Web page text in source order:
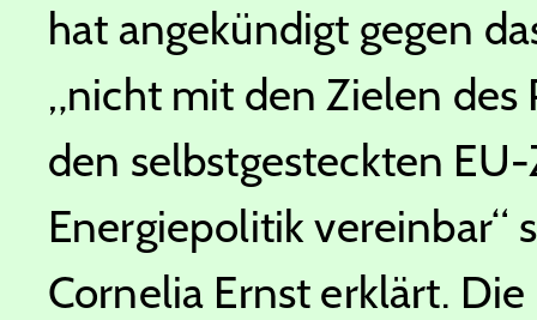
hat angekündigt gegen
„nicht mit den Zielen des
den selbstgesteckten
Energiepolitik vereinbar“
Cornelia Ernst erklärt.